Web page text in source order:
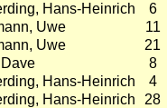
Hans-Heinrich 6
Uwe 11
Uwe 21
8
Hans-Heinrich 4
Hans-Heinrich 28